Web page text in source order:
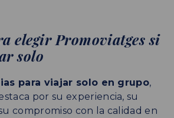
elegir Promoviatges si
solo
para viajar solo en grupo,
por su experiencia, su
compromiso con la calidad en